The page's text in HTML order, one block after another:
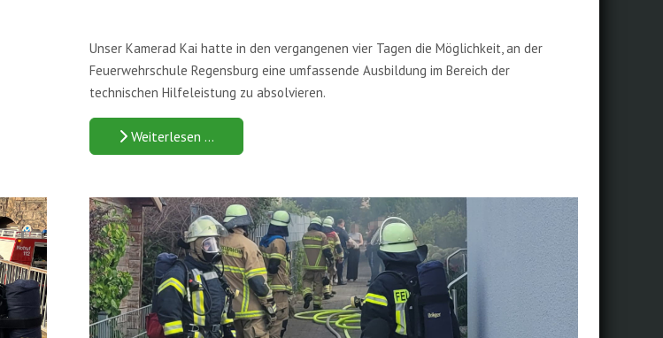
Unser Kamerad Kai hatte in den vergangenen vier Tagen die Möglichkeit, an der
Feuerwehrschule Regensburg eine umfassende Ausbildung im Bereich der
technischen Hilfeleistung zu absolvieren.
Weiterlesen …